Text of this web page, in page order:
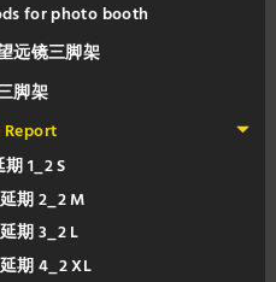
for photo booth
远镜三脚架
脚架
期 1_2 S
期 2_2 M
期 3_2 L
期 4_2 XL